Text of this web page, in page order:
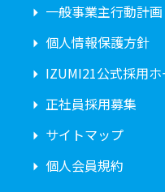
一般事業主行動計
個人情報保護方針
IZUMI21公式採用
正社員採用募集
サイトマップ
個人会員規約